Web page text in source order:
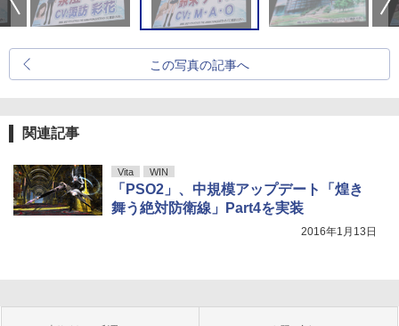
この写真の記事へ
関連記事
Vita WIN
「PSO2」、中規模アップデート「煌き
舞う絶対防衛線」Part4を実装
2016年1月13日